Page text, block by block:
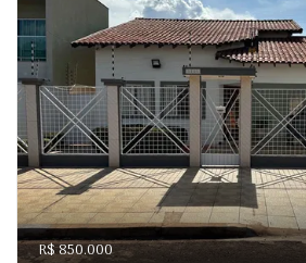
R$ 850.000